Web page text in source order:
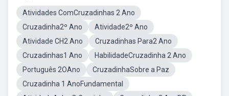
Atividades ComCruzadinhas 2 Ano
Cruzadinha2º Ano
Atividade2º Ano
Atividade CH2 Ano
Cruzadinhas Para2 Ano
Cruzadinhas1 Ano
HabilidadeCruzadinha 2 Ano
Português 2OAno
CruzadinhaSobre a Paz
Cruzadinha 1 AnoFundamental